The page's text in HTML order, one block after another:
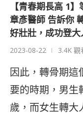
【青春期長高 1
章彥醫師 告訴你
好壯壯，成功登大
2023-08-22 3.4K 觀
因此，轉骨期
要的時期，男生
歲，而女生轉大